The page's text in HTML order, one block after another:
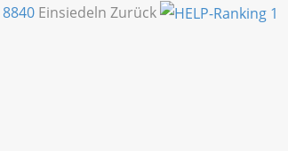
8840 Einsiedeln Zurück